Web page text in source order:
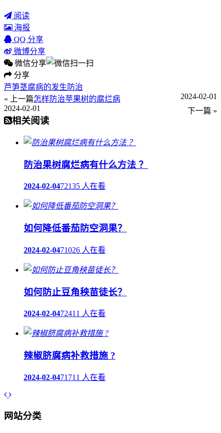
阅读
海报
QQ 分享
微博分享
微信分享
分享
芦笋茎腐病的发生防治
« 上一篇
2024-02-01
怎样防治苹果树的腐烂病
下一篇 »
2024-02-01
相关阅读
防治果树腐烂病有什么方法 ？
2024-02-0472135 人在看
如何降低番茄防空洞果？
2024-02-0471026 人在看
如何防止豆角秧苗徒长？
2024-02-0472411 人在看
辣椒脐腐病补救措施 ?
2024-02-0471711 人在看
网站分类